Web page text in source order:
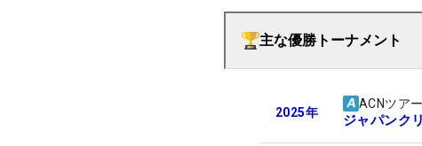
主な優勝トーナメント
2025年
ACNツアー
ジャパンク